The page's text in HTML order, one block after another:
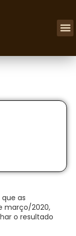
as
março/2020,
o resultado